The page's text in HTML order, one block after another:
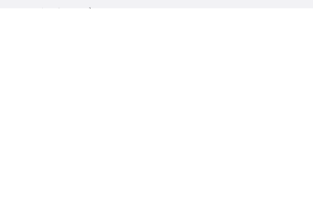
マルチアクティビティ